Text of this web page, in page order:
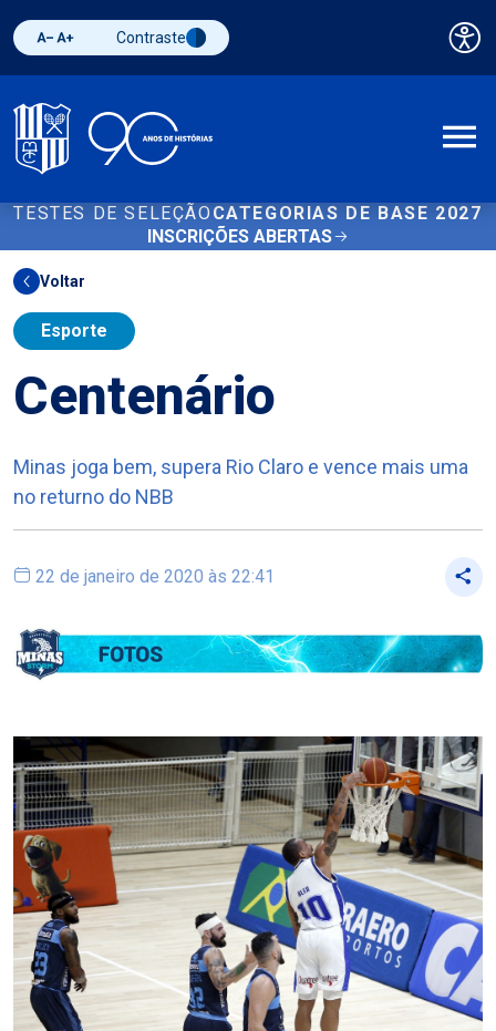
Diminuir fonte
Aumentar fonteAlternar contraste
Contraste
TESTES DE SELEÇÃO CATEGORIAS DE BASE 2027
INSCRIÇÕES ABERTAS
Voltar
Esporte
Centenário
Minas joga bem, supera Rio Claro e vence mais uma
no returno do NBB
22 de janeiro de 2020 às 22:41